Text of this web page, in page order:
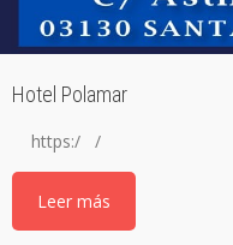
Hotel Polamar
https:/ /
Leer más